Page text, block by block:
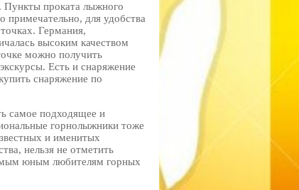
Пункты проката лыжного
для удобства
Германия,
высоким качеством
можно получить
Есть и снаряжение
снаряжение по
самое подходящее и
горнолыжники тоже
и именитых
нельзя не отметить
юным любителям горных